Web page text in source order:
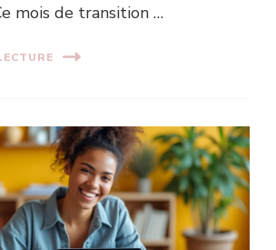
mois de transition …